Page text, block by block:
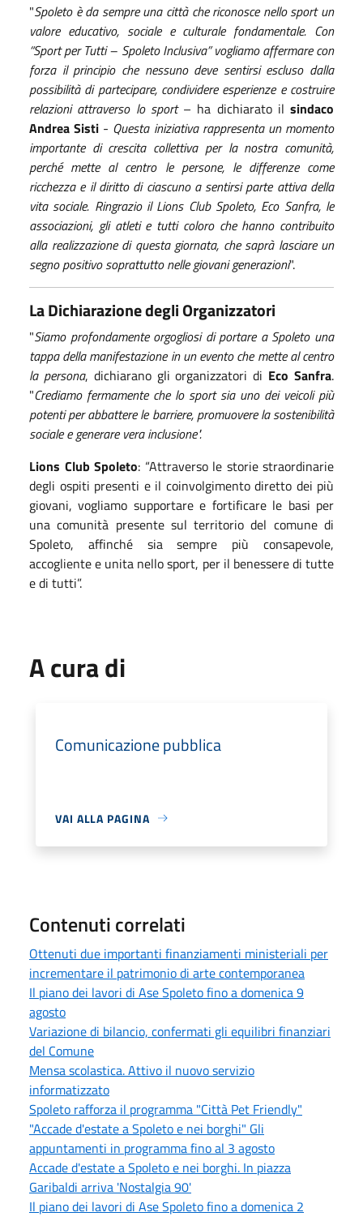
"Spoleto è da sempre una città che riconosce nello sport un
valore educativo, sociale e culturale fondamentale. Con
“Sport per Tutti – Spoleto Inclusiva” vogliamo affermare con
forza il principio che nessuno deve sentirsi escluso dalla
possibilità di partecipare, condividere esperienze e costruire
relazioni attraverso lo sport – ha dichiarato il sindaco
Andrea Sisti - Questa iniziativa rappresenta un momento
importante di crescita collettiva per la nostra comunità,
perché mette al centro le persone, le differenze come
ricchezza e il diritto di ciascuno a sentirsi parte attiva della
vita sociale. Ringrazio il Lions Club Spoleto, Eco Sanfra, le
associazioni, gli atleti e tutti coloro che hanno contribuito
alla realizzazione di questa giornata, che saprà lasciare un
segno positivo soprattutto nelle giovani generazioni".
La Dichiarazione degli Organizzatori
"Siamo profondamente orgogliosi di portare a Spoleto una
tappa della manifestazione in un evento che mette al centro
la persona, dichiarano gli organizzatori di Eco Sanfra.
"Crediamo fermamente che lo sport sia uno dei veicoli più
potenti per abbattere le barriere, promuovere la sostenibilità
sociale e generare vera inclusione".
Lions Club Spoleto: “Attraverso le storie straordinarie
degli ospiti presenti e il coinvolgimento diretto dei più
giovani, vogliamo supportare e fortificare le basi per
una comunità presente sul territorio del comune di
Spoleto, affinché sia sempre più consapevole,
accogliente e unita nello sport, per il benessere di tutte
e di tutti”.
A cura di
Comunicazione pubblica
VAI ALLA PAGINA
Contenuti correlati
Ottenuti due importanti finanziamenti ministeriali per
incrementare il patrimonio di arte contemporanea
Il piano dei lavori di Ase Spoleto fino a domenica 9
agosto
Variazione di bilancio, confermati gli equilibri finanziari
del Comune
Mensa scolastica. Attivo il nuovo servizio
informatizzato
Spoleto rafforza il programma "Città Pet Friendly"
"Accade d'estate a Spoleto e nei borghi" Gli
appuntamenti in programma fino al 3 agosto
Accade d'estate a Spoleto e nei borghi. In piazza
Garibaldi arriva 'Nostalgia 90'
Il piano dei lavori di Ase Spoleto fino a domenica 2